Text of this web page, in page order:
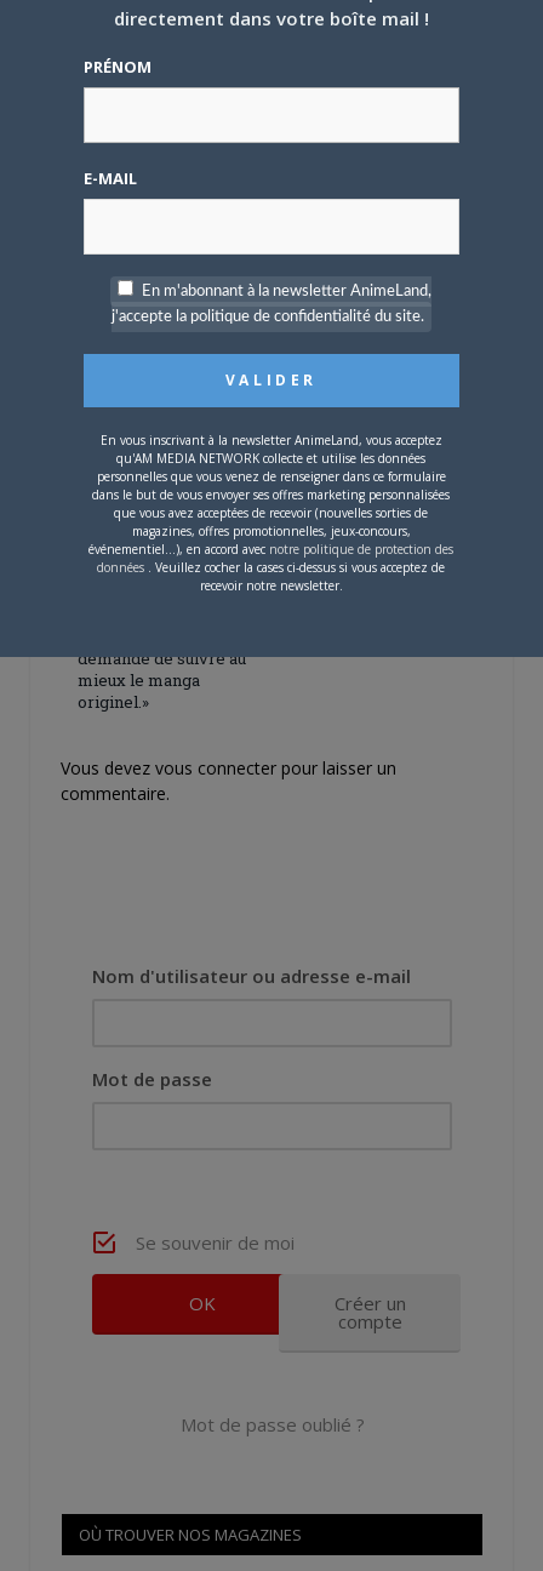
L’AnimeLand Hors-Série
– Spécial Posters est
4 AOÛT 2026 0
Digimon en préparation
4 JUILLET 2026 0
[Entretien] Mokochan : «
demandé de suivre au
mieux le manga
originel.»
Vous devez vous connecter pour laisser un
commentaire.
Nom d'utilisateur ou adresse e-mail
Mot de passe
Se souvenir de moi
Créer un
compte
Mot de passe oublié ?
OÙ TROUVER NOS MAGAZINES
directement dans votre boîte mail !
PRÉNOM
E-MAIL
En m'abonnant à la newsletter AnimeLand,
j'accepte la politique de confidentialité du site.
En vous inscrivant à la newsletter AnimeLand, vous acceptez
qu'AM MEDIA NETWORK collecte et utilise les données
personnelles que vous venez de renseigner dans ce formulaire
dans le but de vous envoyer ses offres marketing personnalisées
que vous avez acceptées de recevoir (nouvelles sorties de
magazines, offres promotionnelles, jeux-concours,
événementiel...), en accord avec notre politique de protection des
données . Veuillez cocher la cases ci-dessus si vous acceptez de
recevoir notre newsletter.